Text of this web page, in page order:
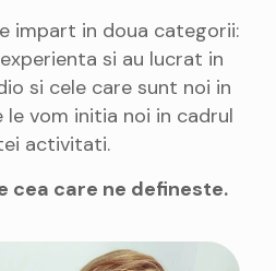
impart in doua categorii:
si au lucrat in
si cele care sunt noi in
le vom initia noi in cadrul
activitati.
cea care ne defineste.